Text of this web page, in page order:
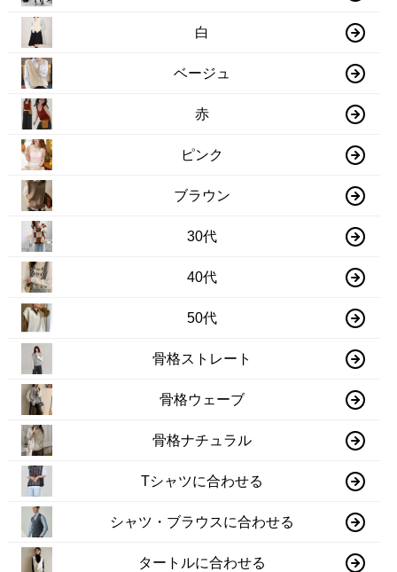
白
ベージュ
赤
ピンク
ブラウン
30代
40代
50代
骨格ストレート
骨格ウェーブ
骨格ナチュラル
Tシャツに合わせる
シャツ・ブラウスに合わせる
タートルに合わせる